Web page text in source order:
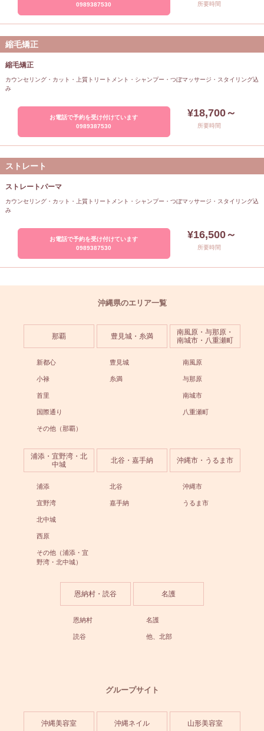
所要時間
0989387530
縮毛矯正
縮毛矯正
カウンセリング・カット・上質トリートメント・シャンプー・つぼマッサージ・スタイリング込
み
¥18,700～
所要時間
お電話で予約を受け付けています
0989387530
ストレート
ストレートパーマ
カウンセリング・カット・上質トリートメント・シャンプー・つぼマッサージ・スタイリング込
み
¥16,500～
所要時間
お電話で予約を受け付けています
0989387530
沖縄県のエリア一覧
那覇
新都心
小禄
首里
国際通り
その他（那覇）
豊見城・糸満
豊見城
糸満
南風原・与那原・
南城市・八重瀬町
南風原
与那原
南城市
八重瀬町
浦添・宜野湾・北
中城
浦添
宜野湾
北中城
西原
その他（浦添・宜
野湾・北中城）
北谷・嘉手納
北谷
嘉手納
沖縄市・うるま市
沖縄市
うるま市
恩納村・読谷
恩納村
読谷
名護
名護
他、北部
グループサイト
沖縄美容室 沖縄ネイル 山形美容室